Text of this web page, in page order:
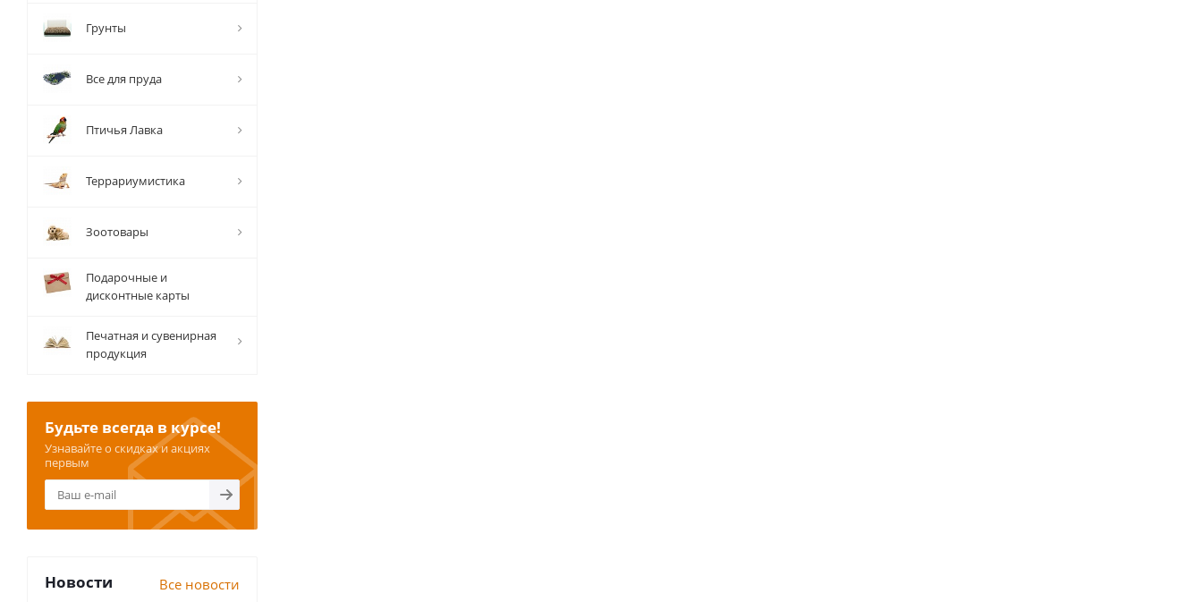
Грунты
Все для пруда
Птичья Лавка
Террариумистика
Зоотовары
Подарочные и
дисконтные карты
Печатная и сувенирная
продукция
Будьте всегда в курсе!
Узнавайте о скидках и акциях
первым
Новости Все новости